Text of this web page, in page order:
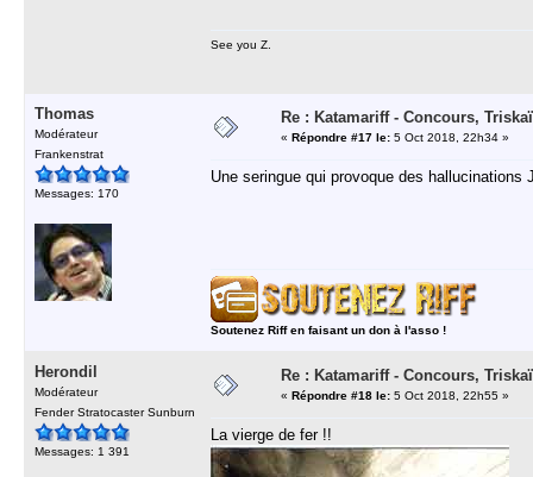
See you Z.
Thomas
Modérateur
Frankenstrat
Messages: 170
Re : Katamariff - Concours,
« Répondre #17 le: 5 Oct 2018, 22h34 »
Une seringue qui provoque des hallucinations
Soutenez Riff en faisant un don à l'asso !
Herondil
Modérateur
Fender Stratocaster Sunburn
Messages: 1 391
Re : Katamariff - Concours,
« Répondre #18 le: 5 Oct 2018, 22h55 »
La vierge de fer !!